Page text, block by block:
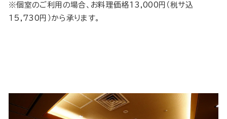
※個室のご利用の場合、お料理価格13,000円（税サ込
15,730円）から承ります。